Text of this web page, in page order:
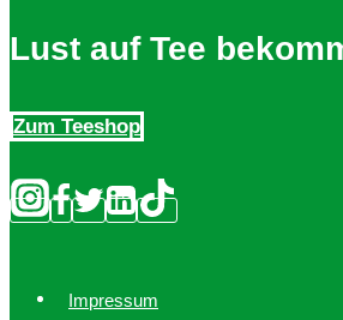
Lust auf Tee
Zum Teeshop
Impressum